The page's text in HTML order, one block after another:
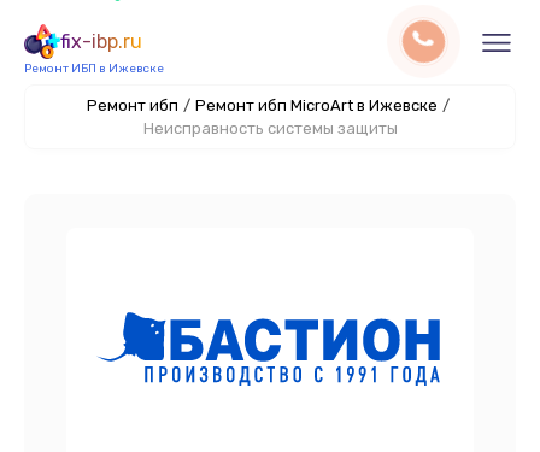
fix-ibp.ru
Ремонт ИБП в Ижевске
Ремонт ибп / Ремонт ибп MicroArt в Ижевске /
Неисправность системы защиты